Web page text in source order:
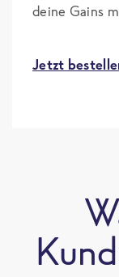
deine Gains
Jetzt